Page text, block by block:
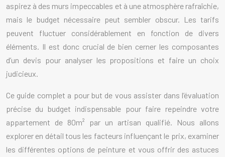
aspirez à des murs impeccables et à une atmosphère rafraîchie,
mais le budget nécessaire peut sembler obscur. Les tarifs
peuvent fluctuer considérablement en fonction de divers
éléments. Il est donc crucial de bien cerner les composantes
d’un devis pour analyser les propositions et faire un choix
judicieux.
Ce guide complet a pour but de vous assister dans l’évaluation
précise du budget indispensable pour faire repeindre votre
appartement de 80m² par un artisan qualifié. Nous allons
explorer en détail tous les facteurs influençant le prix, examiner
les différentes options de peinture et vous offrir des astuces